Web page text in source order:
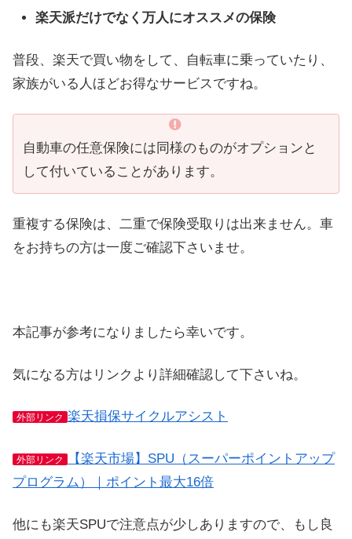
楽天派だけでなく万人にオススメの保険
普段、楽天で買い物をして、自転車に乗っていたり、
家族がいる人ほどお得なサービスですね。
自動車の任意保険には同様のものがオプションと
して付いていることがあります。
重複する保険は、二重で保険受取りは出来ません。車
をお持ちの方は一度ご確認下さいませ。
本記事が参考になりましたら幸いです。
気になる方はリンクより詳細確認して下さいね。
外部リンク 楽天損保サイクルアシスト
外部リンク
【楽天市場】SPU（スーパーポイントアップ
プログラム）｜ポイント最大16倍
他にも楽天SPUで注意点が少しありますので、もし良